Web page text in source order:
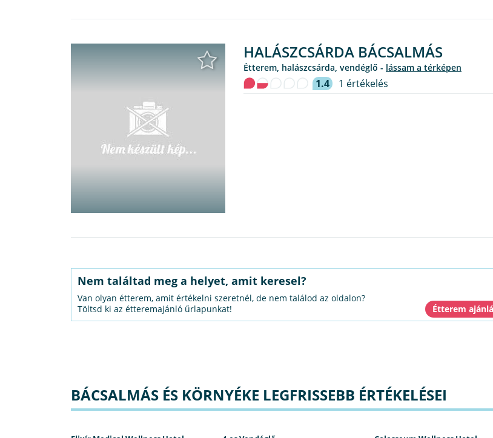
HALÁSZCSÁRDA BÁCSALMÁS
étterem, halászcsárda, vendéglő - lássam a térképen
1.4 1 értékelés
Nem találtad meg a helyet, amit keresel?
Van olyan étterem, amit értékelni szeretnél, de nem találod az oldalon?
Töltsd ki az étteremajánló űrlapunkat!
BÁCSALMÁS ÉS KÖRNYÉKE LEGFRISSEBB ÉRTÉKELÉSEI